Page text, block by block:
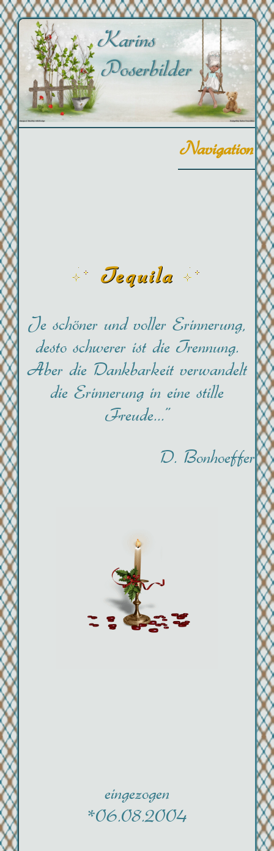
Navigation
Tequila
Je schöner und voller Erinnerung,
desto schwerer ist die Trennung.
Aber die Dankbarkeit verwandelt
die Erinnerung in eine stille
Freude..."
D. Bonhoeffer
eingezogen
*06.08.2004